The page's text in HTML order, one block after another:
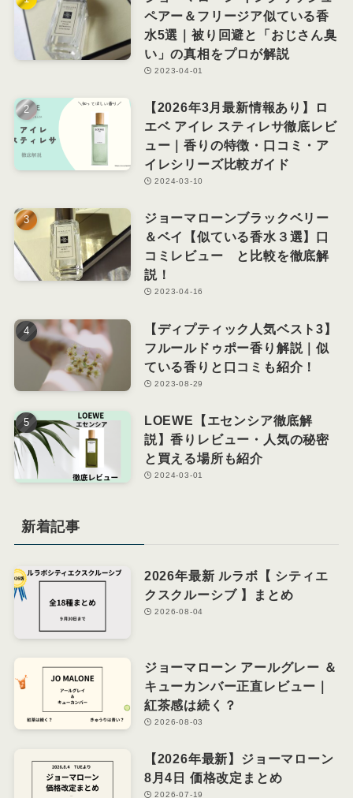
ペアー＆フリージア似ている香
水5選｜被り回避と「おじさん臭
い」の真相をプロが解説
2023-04-01
【2026年3月最新情報あり】ロ
エベ アイレ スティレサ徹底レビ
ュー｜香りの特徴・口コミ・ア
イレシリーズ比較ガイド
2024-03-10
ジョーマローンブラックベリー
＆ベイ【似ている香水３選】口
コミレビュー と比較を徹底解
説！
2023-04-16
【ディプティック人気ベスト3】
フルールドゥポー香り解説｜似
ている香りと口コミも紹介！
2023-08-29
LOEWE【エセンシア徹底解
説】香りレビュー・人気の秘密
と買える場所も紹介
2024-03-01
新着記事
2026年最新 ルラボ【 シティエ
クスクルーシブ 】まとめ
2026-08-04
ジョーマローン アールグレー ＆
キューカンバー正直レビュー｜
紅茶感は続く？
2026-08-03
【2026年最新】ジョーマローン
8月4日 価格改定まとめ
2026-07-19